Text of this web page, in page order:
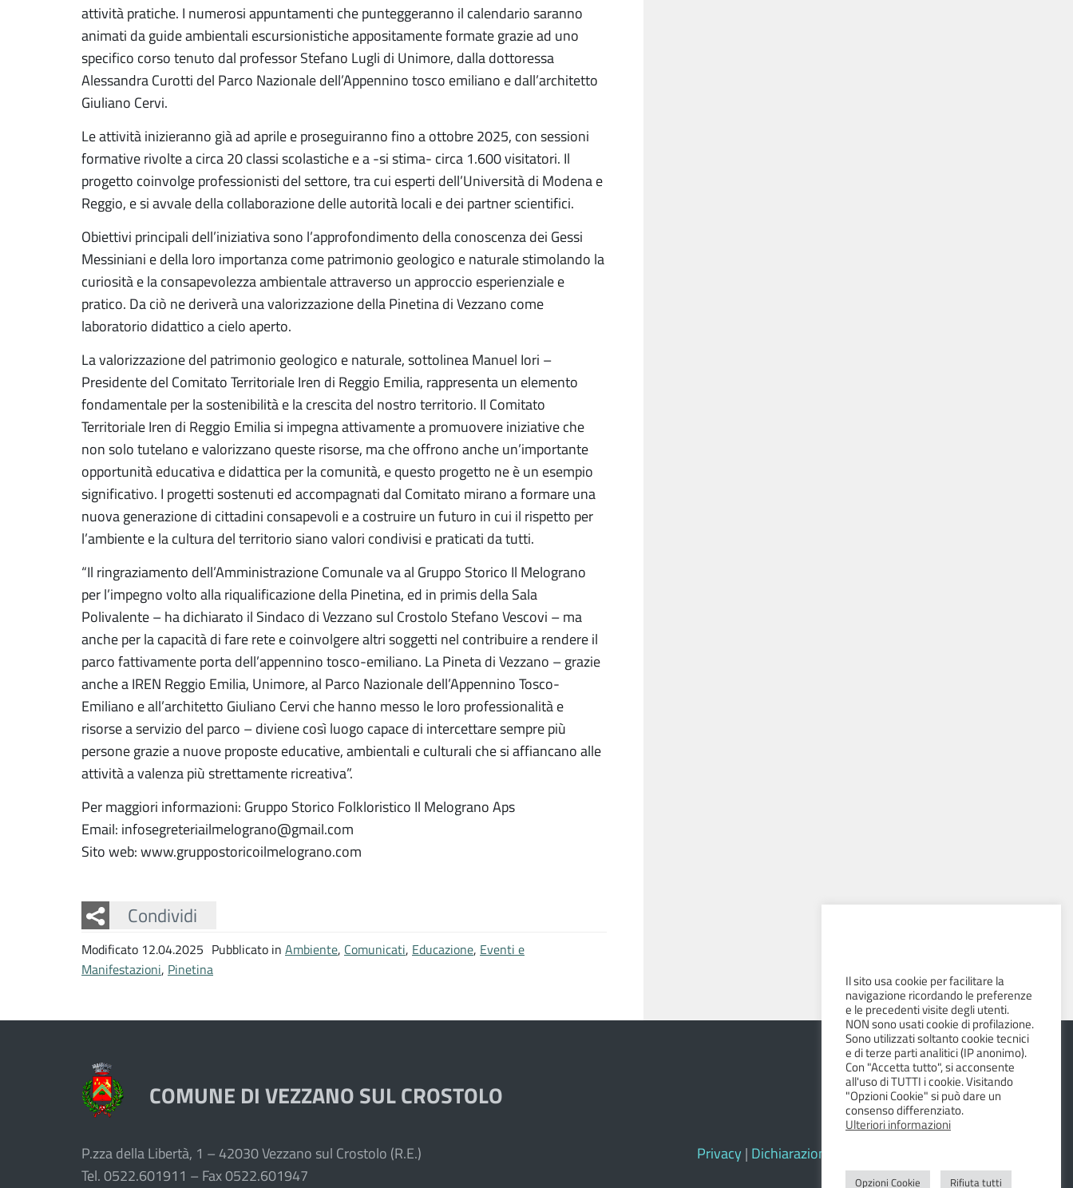
attività pratiche. I numerosi appuntamenti che punteggeranno il calendario saranno
animati da guide ambientali escursionistiche appositamente formate grazie ad uno
specifico corso tenuto dal professor Stefano Lugli di Unimore, dalla dottoressa
Alessandra Curotti del Parco Nazionale dell’Appennino tosco emiliano e dall’architetto
Giuliano Cervi.
Le attività inizieranno già ad aprile e proseguiranno fino a ottobre 2025, con sessioni
formative rivolte a circa 20 classi scolastiche e a -si stima- circa 1.600 visitatori. Il
progetto coinvolge professionisti del settore, tra cui esperti dell’Università di Modena e
Reggio, e si avvale della collaborazione delle autorità locali e dei partner scientifici.
Obiettivi principali dell’iniziativa sono l’approfondimento della conoscenza dei Gessi
Messiniani e della loro importanza come patrimonio geologico e naturale stimolando la
curiosità e la consapevolezza ambientale attraverso un approccio esperienziale e
pratico. Da ciò ne deriverà una valorizzazione della Pinetina di Vezzano come
laboratorio didattico a cielo aperto.
La valorizzazione del patrimonio geologico e naturale, sottolinea Manuel Iori –
Presidente del Comitato Territoriale Iren di Reggio Emilia, rappresenta un elemento
fondamentale per la sostenibilità e la crescita del nostro territorio. Il Comitato
Territoriale Iren di Reggio Emilia si impegna attivamente a promuovere iniziative che
non solo tutelano e valorizzano queste risorse, ma che offrono anche un’importante
opportunità educativa e didattica per la comunità, e questo progetto ne è un esempio
significativo. I progetti sostenuti ed accompagnati dal Comitato mirano a formare una
nuova generazione di cittadini consapevoli e a costruire un futuro in cui il rispetto per
l’ambiente e la cultura del territorio siano valori condivisi e praticati da tutti.
“Il ringraziamento dell’Amministrazione Comunale va al Gruppo Storico Il Melograno
per l’impegno volto alla riqualificazione della Pinetina, ed in primis della Sala
Polivalente – ha dichiarato il Sindaco di Vezzano sul Crostolo Stefano Vescovi – ma
anche per la capacità di fare rete e coinvolgere altri soggetti nel contribuire a rendere il
parco fattivamente porta dell’appennino tosco-emiliano. La Pineta di Vezzano – grazie
anche a IREN Reggio Emilia, Unimore, al Parco Nazionale dell’Appennino Tosco-
Emiliano e all’architetto Giuliano Cervi che hanno messo le loro professionalità e
risorse a servizio del parco – diviene così luogo capace di intercettare sempre più
persone grazie a nuove proposte educative, ambientali e culturali che si affiancano alle
attività a valenza più strettamente ricreativa”.
Per maggiori informazioni: Gruppo Storico Folkloristico Il Melograno Aps
Email: infosegreteriailmelograno@gmail.com
Sito web: www.gruppostoricoilmelograno.com
Condividi
Facebook
Twitter
Whatsapp
Modificato 12.04.2025 Pubblicato in Ambiente, Comunicati, Educazione, Eventi e
Manifestazioni, Pinetina
COMUNE DI VEZZANO SUL CROSTOLO
P.zza della Libertà, 1 – 42030 Vezzano sul Crostolo (R.E.)
Tel. 0522.601911 – Fax 0522.601947
Privacy | Dichiarazione di accessibilità e feedback
Il sito usa cookie per facilitare la
navigazione ricordando le preferenze
e le precedenti visite degli utenti.
NON sono usati cookie di profilazione.
Sono utilizzati soltanto cookie tecnici
e di terze parti analitici (IP anonimo).
Con "Accetta tutto", si acconsente
all'uso di TUTTI i cookie. Visitando
"Opzioni Cookie" si può dare un
consenso differenziato.
Ulteriori informazioni
Opzioni Cookie Rifiuta tutti